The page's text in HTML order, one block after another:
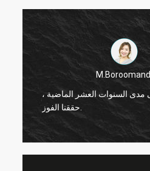
مدى السنوات العشر الماضية ،